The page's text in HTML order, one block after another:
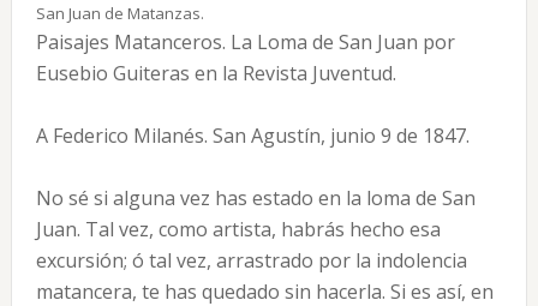
San Juan de Matanzas.
Paisajes Matanceros. La Loma de San Juan por
Eusebio Guiteras en la Revista Juventud.
A Federico Milanés. San Agustín, junio 9 de 1847.
No sé si alguna vez has estado en la loma de San
Juan. Tal vez, como artista, habrás hecho esa
excursión; ó tal vez, arrastrado por la indolencia
matancera, te has quedado sin hacerla. Si es así, en